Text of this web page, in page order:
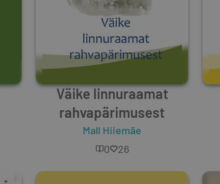
Väike linnuraamat
rahvapärimusest
Mall Hiiemäe
0
26